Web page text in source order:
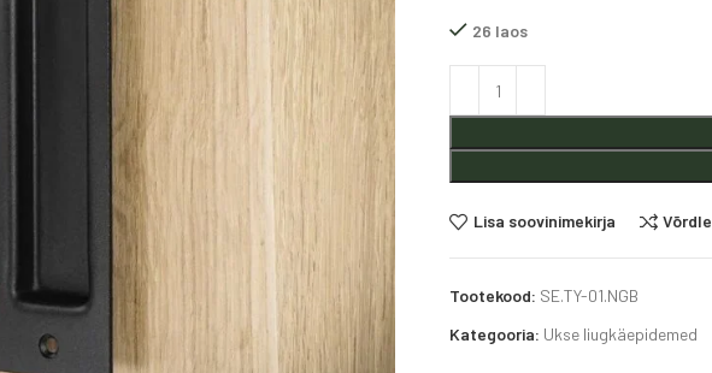
26 laos
Lisa soovinimekirja Võrdle
Tootekood: SE.TY-01.NGB
Kategooria: Ukse liugkäepidemed